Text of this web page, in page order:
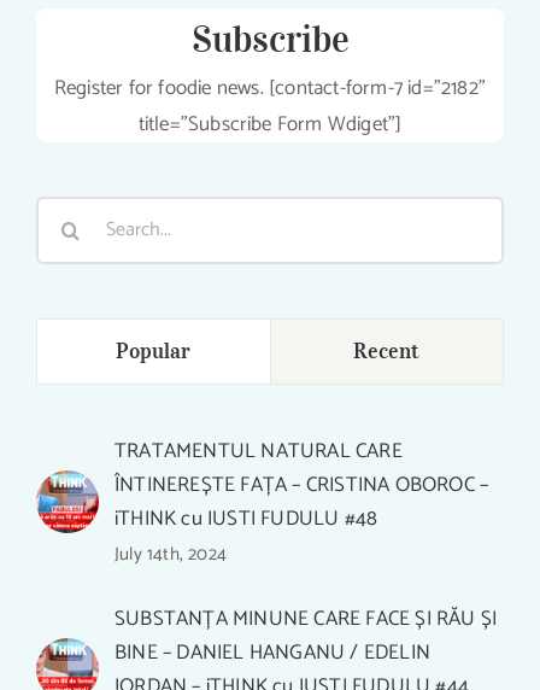
Subscribe
Register for foodie news. [contact-form-7 id="2182"
title="Subscribe Form Wdiget"]
Search
Popular Recent
TRATAMENTUL NATURAL CARE
ÎNTINEREȘTE FAȚA – CRISTINA OBOROC –
iTHINK cu IUSTI FUDULU #48
July 14th, 2024
SUBSTANȚA MINUNE CARE FACE ȘI RĂU ȘI
BINE – DANIEL HANGANU / EDELIN